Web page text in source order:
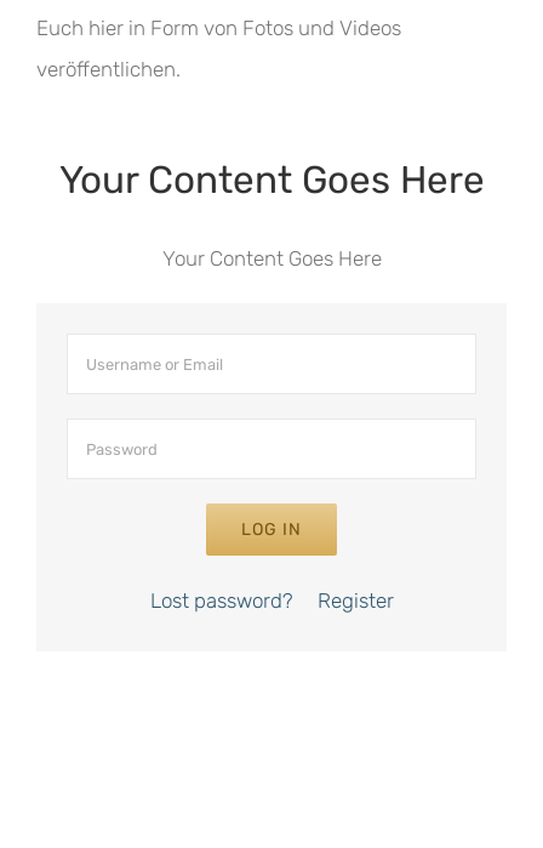
Euch hier in Form von Fotos und Videos
veröffentlichen.
Your Content Goes Here
Your Content Goes Here
LOG IN
Lost password? Register